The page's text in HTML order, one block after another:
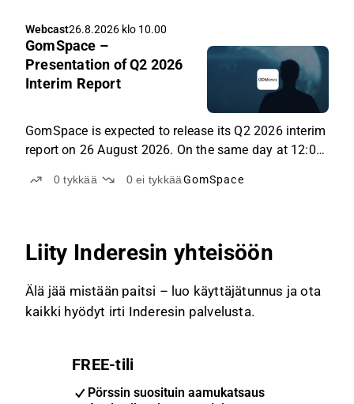
Webcast26.8.2026 klo 10.00
GomSpace –
Presentation of Q2 2026
Interim Report
GomSpace is expected to release its Q2 2026 interim
report on 26 August 2026. On the same day at 12:00
present the results in a live online event, followed by
0tykkää 0ei tykkääGomSpace
Liity Inderesin yhteisöön
Älä jää mistään paitsi – luo käyttäjätunnus ja ota
kaikki hyödyt irti Inderesin palvelusta.
FREE-tili
Pörssin suosituin aamukatsaus